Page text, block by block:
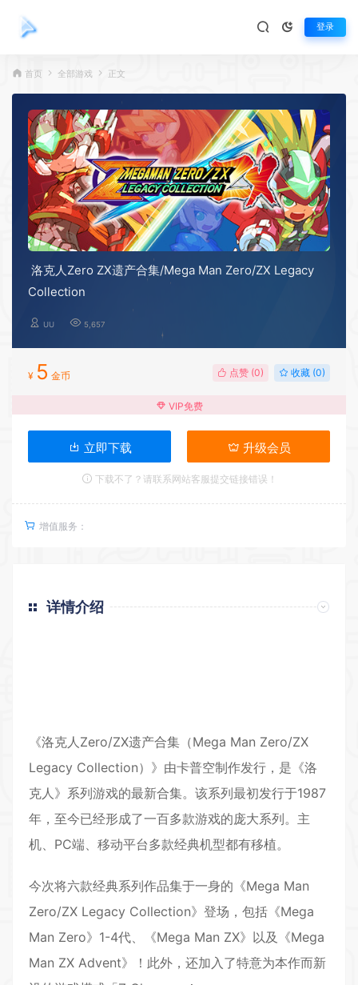
登录
首页 全部游戏 正文
洛克人Zero ZX遗产合集/Mega Man Zero/ZX Legacy
Collection
UU 5,657
¥ 5 金币 点赞 (0) 收藏 (0)
VIP免费
立即下载 升级会员
下载不了？请联系网站客服提交链接错误！
增值服务：
详情介绍
《洛克人Zero/ZX遗产合集（Mega Man Zero/ZX
Legacy Collection）》由卡普空制作发行，是《洛
克人》系列游戏的最新合集。该系列最初发行于1987
年，至今已经形成了一百多款游戏的庞大系列。主
机、PC端、移动平台多款经典机型都有移植。
今次将六款经典系列作品集于一身的《Mega Man
Zero/ZX Legacy Collection》登场，包括《Mega
Man Zero》1-4代、《Mega Man ZX》以及《Mega
Man ZX Advent》！此外，还加入了特意为本作而新